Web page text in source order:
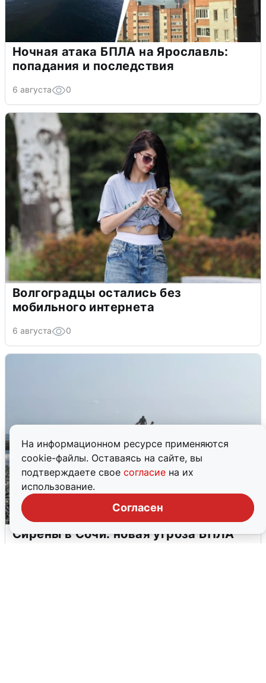
На информационном ресурсе применяются
cookie-файлы. Оставаясь на сайте, вы
подтверждаете свое согласие на их
использование.
Согласен
Ночная атака БПЛА на Ярославль:
попадания и последствия
6 августа 0
Волгоградцы остались без
мобильного интернета
6 августа 0
Сирены в Сочи: новая угроза БПЛА